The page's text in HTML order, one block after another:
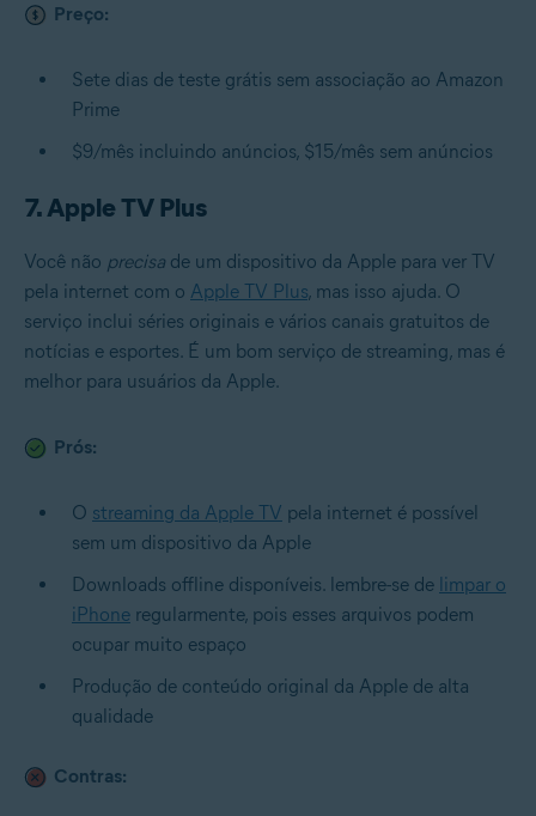
Preço:
Sete dias de teste grátis sem associação ao Amazon
Prime
$9/mês incluindo anúncios, $15/mês sem anúncios
7. Apple TV Plus
Você não precisa de um dispositivo da Apple para ver TV
pela internet com o Apple TV Plus, mas isso ajuda. O
serviço inclui séries originais e vários canais gratuitos de
notícias e esportes. É um bom serviço de streaming, mas é
melhor para usuários da Apple.
Prós:
O streaming da Apple TV pela internet é possível
sem um dispositivo da Apple
Downloads offline disponíveis. lembre-se de limpar o
iPhone regularmente, pois esses arquivos podem
ocupar muito espaço
Produção de conteúdo original da Apple de alta
qualidade
Contras: